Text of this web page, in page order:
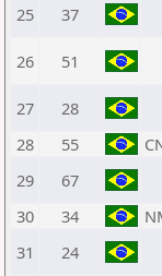
25 37
26 51
27 28
28
55
29
67
30
34
31
24